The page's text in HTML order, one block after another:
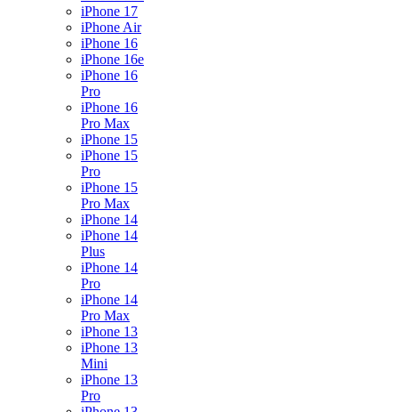
iPhone 17
iPhone Air
iPhone 16
iPhone 16e
iPhone 16
Pro
iPhone 16
Pro Max
iPhone 15
iPhone 15
Pro
iPhone 15
Pro Max
iPhone 14
iPhone 14
Plus
iPhone 14
Pro
iPhone 14
Pro Max
iPhone 13
iPhone 13
Mini
iPhone 13
Pro